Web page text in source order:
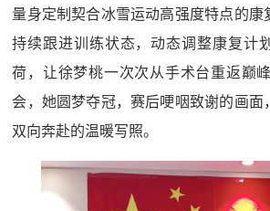
量身定制契合冰雪运动高强度特点的康
持续跟进训练状态，动态调整康复计
荷，让徐梦桃一次次从手术台重返巅
会，她圆梦夺冠，赛后哽咽致谢的画面
双向奔赴的温暖写照。